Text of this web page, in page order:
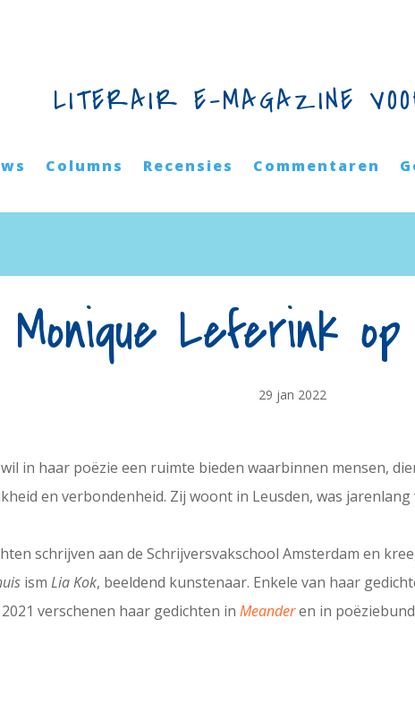
LITERAIR E-MAGAZINE
Columns Recensies Commentaren
Monique Leferink
29 jan 2022
wil in haar poëzie een ruimte bieden waarbinnen mensen,
en verbondenheid. Zij woont in Leusden, was
schrijven aan de Schrijversvakschool Amsterdam en
ismLia Kok, beeldend kunstenaar. Enkele van haar
verschenen haar gedichten inMeanderen in